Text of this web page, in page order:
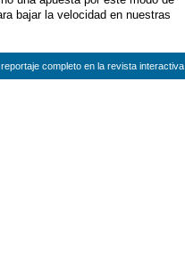
bajar la velocidad en nuestras
completo en la revista interactiva